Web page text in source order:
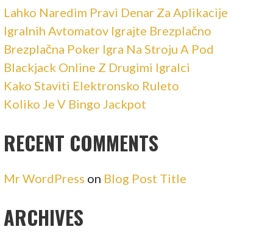
Lahko Naredim Pravi Denar Za Aplikacije
Igralnih Avtomatov Igrajte Brezplačno
Brezplačna Poker Igra Na Stroju A Pod
Blackjack Online Z Drugimi Igralci
Kako Staviti Elektronsko Ruleto
Koliko Je V Bingo Jackpot
RECENT COMMENTS
Mr WordPress on Blog Post Title
ARCHIVES